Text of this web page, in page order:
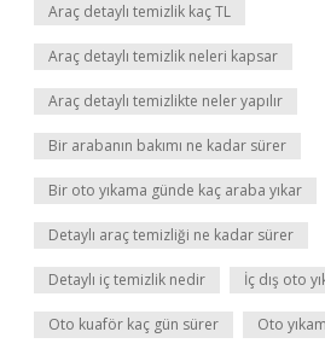
Araç detaylı temizlik kaç TL
Araç detaylı temizlik neleri kapsar
Araç detaylı temizlikte neler yapılır
Bir arabanın bakımı ne kadar sürer
Bir oto yıkama günde kaç araba yıkar
Detaylı araç temizliği ne kadar sürer
Detaylı iç temizlik nedir İç dış oto
Oto kuaför kaç gün sürer Oto